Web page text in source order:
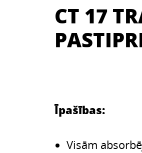
CT 17
Īpašības:
Visām